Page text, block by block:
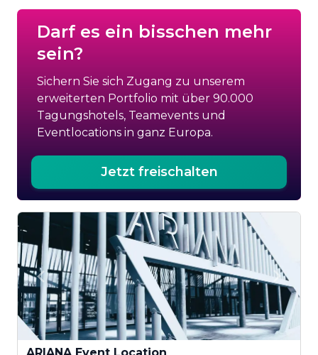
Darf es ein bisschen mehr
sein?
Sichern Sie sich Zugang zu unserem
erweiterten Portfolio mit über 90.000
Tagungshotels, Teamevents und
Eventlocations in ganz Europa.
Jetzt freischalten